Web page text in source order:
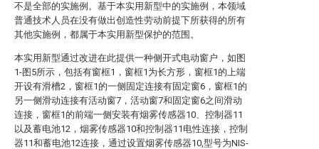
不是全部的实施例。基于本实用新型中的实施例，本领域
普通技术人员在没有做出创造性劳动前提下所获得的所有
其他实施例，都属于本实用新型保护的范围。
本实用新型通过改进在此提供一种侧开式电动窗户，如图
1-图5所示，包括有窗框1，窗框1为长方形，窗框1的上端
开设有滑槽2，窗框1的一侧固定连接有固定窗6，窗框1的
另一侧滑动连接有活动窗7，活动窗7和固定窗6之间滑动
连接，窗框1的前端一侧安装有烟雾传感器10、控制器11
以及蓄电池12，烟雾传感器10和控制器11电性连接，控制
器11和蓄电池12连接，通过设置烟雾传感器10,型号为NIS-